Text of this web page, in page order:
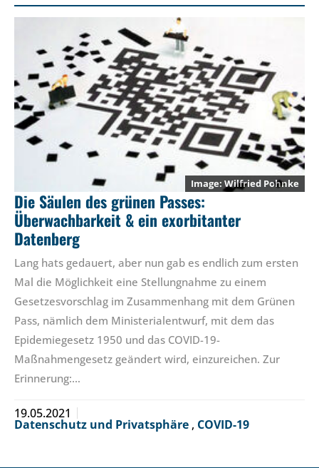
Wilfried Pohnke
Die Säulen des grünen Passes:
Überwachbarkeit & ein exorbitanter
Datenberg
Lang hats gedauert, aber nun gab es endlich zum ersten
Mal die Möglichkeit eine Stellungnahme zu einem
Gesetzesvorschlag im Zusammenhang mit dem Grünen
Pass, nämlich dem Ministerialentwurf, mit dem das
Epidemiegesetz 1950 und das COVID-19-
Maßnahmengesetz geändert wird, einzureichen. Zur
Erinnerung:…
19.05.2021
Datenschutz und Privatsphäre , COVID-19